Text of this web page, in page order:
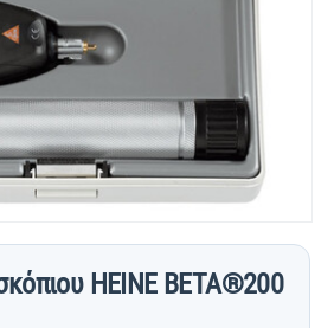
HEINE BETA®200